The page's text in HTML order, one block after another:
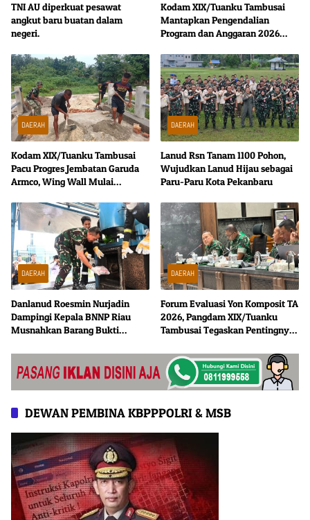
TNI AU diperkuat pesawat
angkut baru buatan dalam
negeri.
Kodam XIX/Tuanku Tambusai
Mantapkan Pengendalian
Program dan Anggaran 2026
DAERAH
Kodam XIX/Tuanku Tambusai
Pacu Progres Jembatan Garuda
Armco, Wing Wall Mulai
Kokoh
DAERAH
Lanud Rsn Tanam 1100 Pohon,
Wujudkan Lanud Hijau sebagai
Paru-Paru Kota Pekanbaru
DAERAH
Danlanud Roesmin Nurjadin
Dampingi Kepala BNNP Riau
Musnahkan Barang Bukti
DAERAH
Forum Evaluasi Yon Komposit TA
2026, Pangdam XIX/Tuanku
Tambusai Tegaskan Pentingnya
Komposit Gardapati
DEWAN PEMBINA KBPPPOLRI & MSB